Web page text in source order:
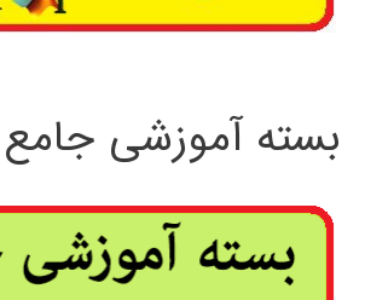
بسته آموزشی